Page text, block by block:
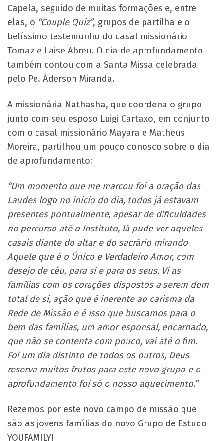
Capela, seguido de muitas formações e, entre
elas, o “Couple Quiz”, grupos de partilha e o
belíssimo testemunho do casal missionário
Tomaz e Laise Abreu. O dia de aprofundamento
também contou com a Santa Missa celebrada
pelo Pe. Áderson Miranda.
A missionária Nathasha, que coordena o grupo
junto com seu esposo Luigi Cartaxo, em conjunto
com o casal missionário Mayara e Matheus
Moreira, partilhou um pouco conosco sobre o dia
de aprofundamento:
“Um momento que me marcou foi a oração das
Laudes logo no início do dia, todos já estavam
presentes pontualmente, apesar de dificuldades
no percurso até o Instituto, lá pude ver aqueles
casais diante do altar e do sacrário mirando
Aquele que é o Único e Verdadeiro Amor, com
desejo de céu, para si e para os seus. Vi as
famílias com os corações dispostos a serem dom
total de si, ação que é inerente ao carisma da
Rede de Missão e é isso que buscamos para o
bem das famílias, um amor esponsal, encarnado,
que não se contenta com pouco, vai até o fim.
Foi um dia distinto de todos os outros, Deus
reserva muitos frutos para este novo grupo e o
aprofundamento foi só o nosso aquecimento.”
Rezemos por este novo campo de missão que
são as jovens famílias do novo Grupo de Estudo
YOUFAMILY!